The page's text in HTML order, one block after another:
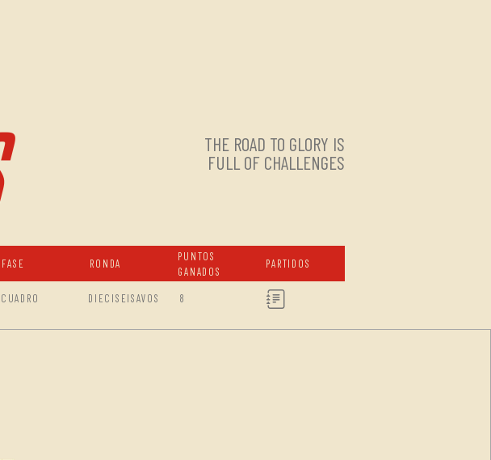
THE ROAD TO GLORY IS
FULL OF CHALLENGES
FASE RONDA
PUNTOS
GANADOS
PARTIDOS
CUADRO DIECISEISAVOS 8